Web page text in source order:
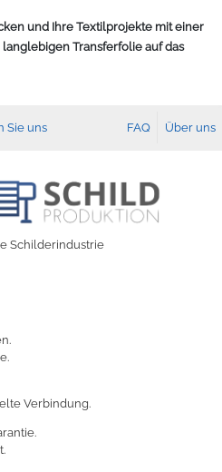
und Ihre Textilprojekte mit einer
Transferfolie auf das
Sie uns FAQ Über uns
Schilderindustrie
Verbindung.